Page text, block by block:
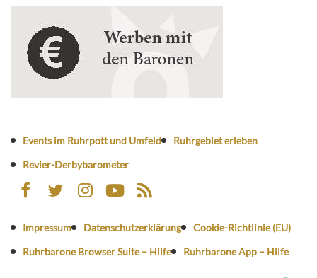
Events im Ruhrpott und Umfeld
Ruhrgebiet erleben
Revier-Derbybarometer
Impressum Datenschutzerklärung
Cookie-Richtlinie (EU)
Ruhrbarone Browser Suite – Hilfe
Ruhrbarone App – Hilfe